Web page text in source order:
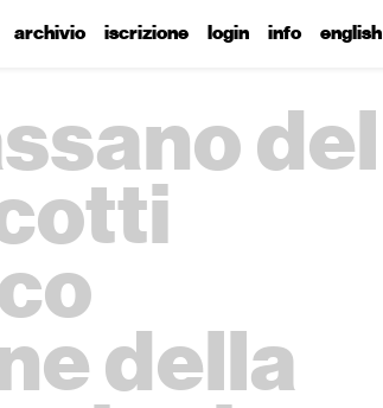
archivio iscrizione login info english
del
della